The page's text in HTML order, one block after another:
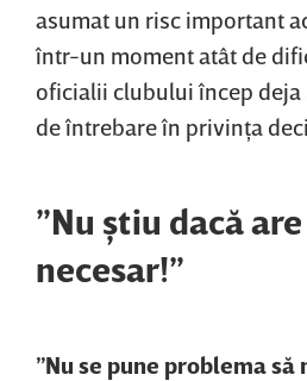
asumat un risc important
într-un moment atât de
oficialii clubului încep deja
de întrebare în privinţa
”Nu ştiu dacă
necesar!”
”Nu se pune problema să